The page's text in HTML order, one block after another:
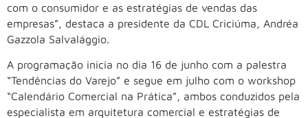
com o consumidor e as estratégias de vendas das
empresas”, destaca a presidente da CDL Criciúma, Andréa
Gazzola Salvalággio.
A programação inicia no dia 16 de junho com a palestra
“Tendências do Varejo” e segue em julho com o workshop
“Calendário Comercial na Prática”, ambos conduzidos pela
especialista em arquitetura comercial e estratégias de